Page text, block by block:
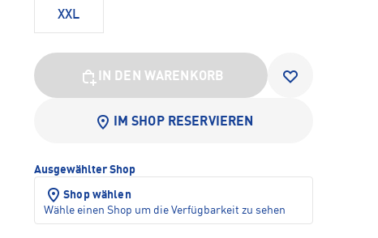
XXL
IN DEN WARENKORB
IM SHOP RESERVIEREN
Ausgewählter Shop
Shop wählen
Wähle einen Shop um die Verfügbarkeit zu sehen